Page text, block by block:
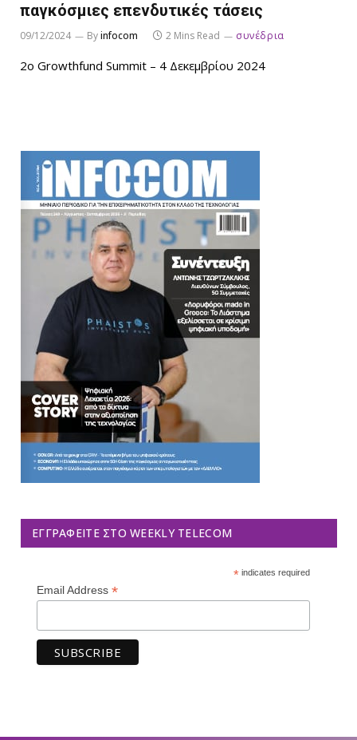
παγκόσμιες επενδυτικές τάσεις
09/12/2024 Byinfocom 2 Mins Read συνέδρια
2ο Growthfund Summit – 4 Δεκεμβρίου 2024
ΕΓΓΡΑΦΕΊΤΕ ΣΤΟ WEEKLY TELECOM
*indicates required
Email Address *